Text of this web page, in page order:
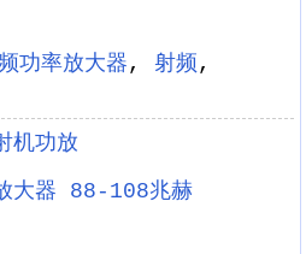
功率放大器, 射频,
机功放
大器 88-108兆赫